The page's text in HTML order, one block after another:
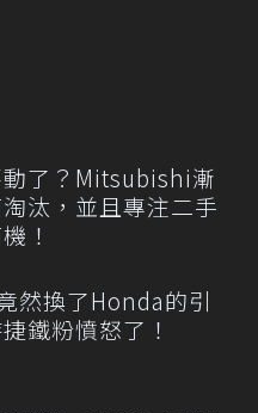
了？Mitsubishi漸
汰，並且專注二手
！
然換了Honda的引
鐵粉憤怒了！